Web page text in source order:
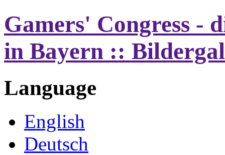
Gamers' Congress -
in Bayern ::
Language
English
Deutsch